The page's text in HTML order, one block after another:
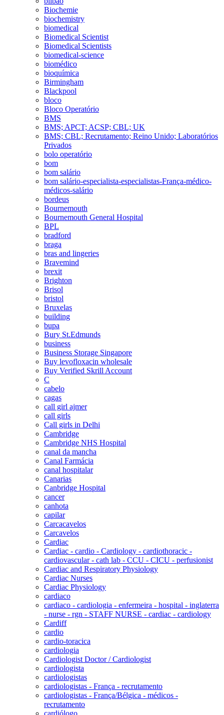
Biochemie
biochemistry
biomedical
Biomedical Scientist
Biomedical Scientists
biomedical-science
biomédico
bioquímica
Birmingham
Blackpool
bloco
Bloco Operatório
BMS
BMS; APCT; ACSP; CBL; UK
BMS; CBL; Recrutamento; Reino Unido; Laboratórios
Privados
bolo operatório
bom
bom salário
bom salário-especialista-especialistas-França-médico-
médicos-salário
bordeus
Bournemouth
Bournemouth General Hospital
BPL
bradford
braga
bras and lingeries
Bravemind
brexit
Brighton
Brisol
bristol
Bruxelas
building
bupa
Bury St.Edmunds
business
Business Storage Singapore
Buy levofloxacin wholesale
Buy Verified Skrill Account
C
cabelo
cagas
call girl ajmer
call girls
Call girls in Delhi
Cambridge
Cambridge NHS Hospital
canal da mancha
Canal Farmácia
canal hospitalar
Canarias
Canbridge Hospital
cancer
canhota
capilar
Carcacavelos
Carcavelos
Cardiac
Cardiac - cardio - Cardiology - cardiothoracic -
cardiovascular - cath lab - CCU - CICU - perfusionist
Cardiac and Respiratory Physiology
Cardiac Nurses
Cardiac Physiology
cardiaco
cardiaco - cardiologia - enfermeira - hospital - inglaterra
- nurse - rgn - STAFF NURSE - cardiac - cardiology
Cardiff
cardio
cardio-toracica
cardiologia
Cardiologist Doctor / Cardiologist
cardiologista
cardiologistas
cardiologistas - França - recrutamento
cardiologistas - França/Bélgica - médicos -
recrutamento
cardiólogo